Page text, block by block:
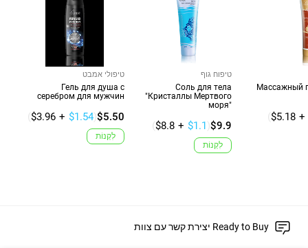
טיפולי אמבט
Гель для душа с
серебром для мужчин
$5.50
($3.96 + $1.54)
לִקְנוֹת
טיפוח גוף
Соль для тела
"Кристаллы Мертвого
моря"
$9.9
($8.8 + $1.1 )
לִקְנוֹת
Массажный
($5.18 +
יצירת קשר עם צוות Ready to Buy